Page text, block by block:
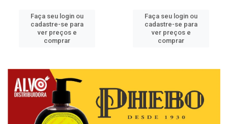
Faça seu login ou
cadastre-se para
ver preços e
comprar
Faça seu login ou
cadastre-se para
ver preços e
comprar